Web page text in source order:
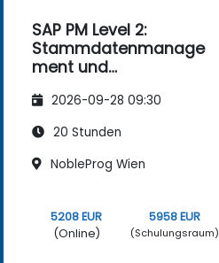
SAP PM Level 2:
Stammdatenmanage
ment und
2026-09-28 09:30
20 Stunden
NobleProg Wien
5208 EUR
(Online)
5958 EUR
(Schulungsraum)